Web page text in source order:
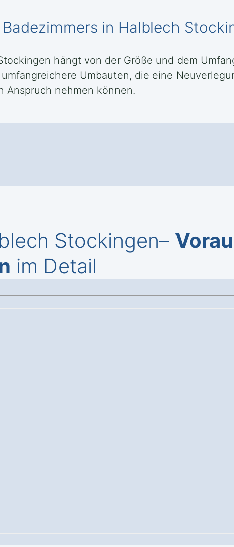
in Halblech
hängt von der Größe und dem
Umbauten, die eine
Anspruch nehmen können.
Stockingen–
im Detail